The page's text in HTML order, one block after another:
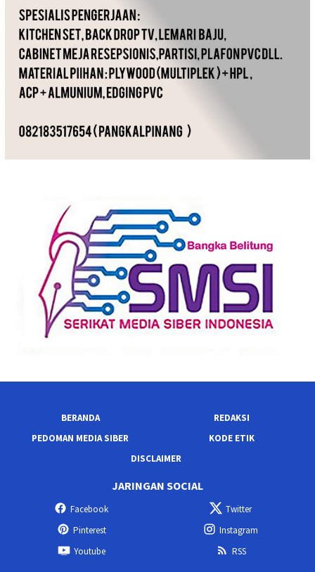
BERANDA
REDAKSI
PEDOMAN MEDIA SIBER
KODE ETIK
DISCLAIMER
JARINGAN SOCIAL
Facebook
Twitter
Pinterest
Instagram
Youtube
RSS